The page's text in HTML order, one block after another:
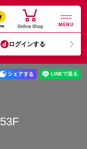
MENU
ログインする